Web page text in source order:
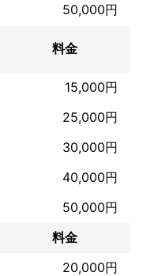
やさい精進料理
50,000円
料金
15,000円
25,000円
30,000円
40,000円
50,000円
料金
20,000円